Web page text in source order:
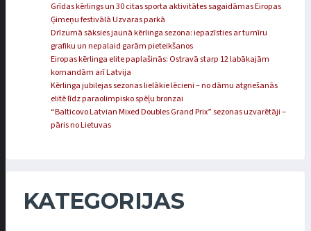
Grīdas kērlings un 30 citas sporta aktivitātes sagaidāmas Eiropas
Ģimeņu festivālā Uzvaras parkā
Drīzumā sāksies jaunā kērlinga sezona: iepazīsties ar turnīru
grafiku un nepalaid garām pieteikšanos
Eiropas kērlinga elite paplašinās: Ostravā starp 12 labākajām
komandām arī Latvija
Kērlinga jubilejas sezonas lielākie lēcieni – no dāmu atgriešanās
elitē līdz paraolimpisko spēļu bronzai
“Balticovo Latvian Mixed Doubles Grand Prix” sezonas uzvarētāji –
pāris no Lietuvas
KATEGORIJAS